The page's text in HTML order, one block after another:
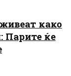
како
Парите ќе